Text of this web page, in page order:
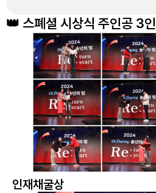
👑 스폐셜 시상식 주인공 3
인재채굴상